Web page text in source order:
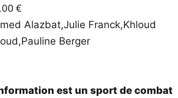
€
Alazbat,Julie Franck,Khloud
,Pauline Berger
est un sport de combat